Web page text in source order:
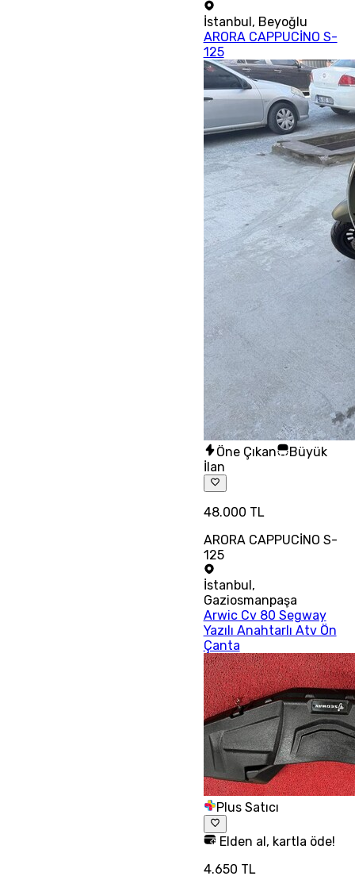
İstanbul, Beyoğlu
ARORA CAPPUCİNO S-
125
Öne Çıkan
Büyük
İlan
48.000 TL
ARORA CAPPUCİNO S-
125
İstanbul ,
Gaziosmanpaşa
Arwic Cv 80 Segway
Yazılı Anahtarlı Atv Ön
Çanta
Plus Satıcı
Elden al, kartla öde!
4.650 TL